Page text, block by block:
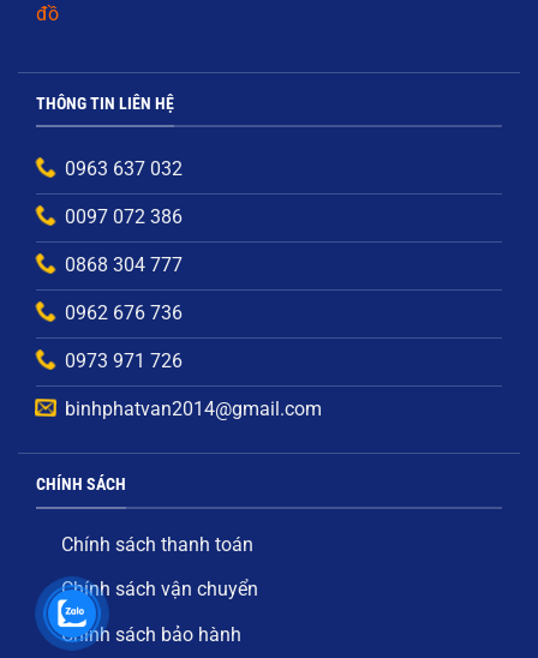
đồ
THÔNG TIN LIÊN HỆ
0963 637 032
0097 072 386
0868 304 777
0962 676 736
0973 971 726
binhphatvan2014@gmail.com
CHÍNH SÁCH
Chính sách thanh toán
Chính sách vận chuyển
Chính sách bảo hành